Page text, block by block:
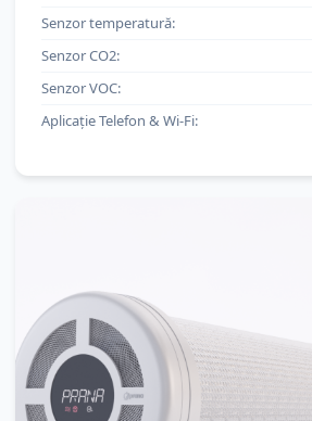
Senzor temperatură:
Senzor CO2:
Senzor VOC:
Aplicație Telefon & Wi-Fi: